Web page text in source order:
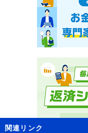
関連リンク